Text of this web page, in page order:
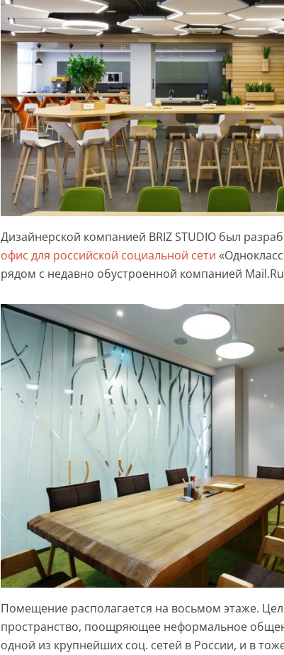
Дизайнерской компанией BRIZ STUDIO был
офис для российской социальной сети
рядом с недавно обустроенной компанией
Помещение располагается на восьмом этаже.
пространство, поощряющее неформальное
одной из крупнейших соц. сетей в России, и в